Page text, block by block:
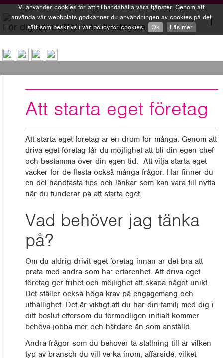
Vi använder cookies för att tillhandahålla våra tjänster. Genom att
använda vår webbplats godkänner du användningen av cookies på det
sätt som beskrivs i vår policy för cookies.
Ok Läs mer
För dig som vill bli franchisetagare
Att starta eget företag
Att starta eget företag är en dröm för många. Genom att
driva eget företag får du möjlighet att bli din egen chef
och bestämma över din egen tid. Att vilja starta eget
väcker för de flesta också många frågor. Här finner du
en del handfasta tips och länkar som kan vara till nytta
när du funderar på att starta eget.
Vad behöver jag tänka
på?
Om du aldrig drivit eget företag innan är det bra att
prata med andra som har erfarenhet. Att driva eget
företag ger frihet och möjlighet att skapa något unikt.
Det ställer också höga krav på engagemang och
uthållighet. Det är viktigt att du har din familj med dig i
ditt beslut eftersom du förmodligen initialt kommer
behöva jobba mer och hårdare än som anställd.
Andra frågor som du behöver ta ställning till är vilken
typ av bransch du vill verka inom, affärsidé, vilket